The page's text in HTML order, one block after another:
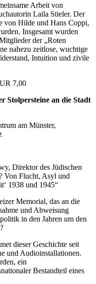
Arbeit von
Laila Stieler. Der
von Hilde und Hans Coppi,
Insgesamt wurden
der „Roten
nahezu zeitlose, wuchtige
Intuition und zivile
7,00
Stolpersteine an die Stadt
am Münster,
Direktor des Jüdischen
Von Flucht, Asyl und
1938 und 1945“
Memorial, das an die
und Abweisung
in den Jahren um den
dieser Geschichte seit
und Audioinstallationen.
ein
Bestandteil eines